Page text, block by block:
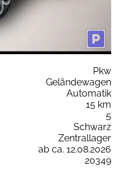
Pkw
Geländewagen
Automatik
15 km
5
Schwarz
Zentrallager
ab ca. 12.08.2026
20349